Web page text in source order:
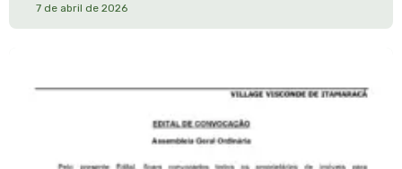
7 de abril de 2026